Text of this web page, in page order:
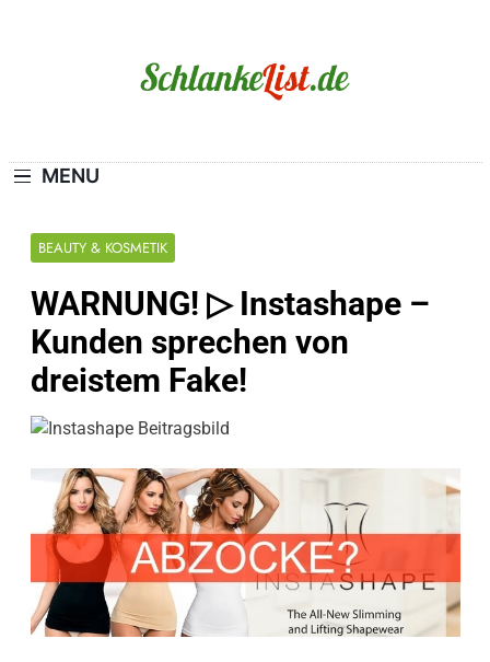
MENU
BEAUTY & KOSMETIK
WARNUNG! ▷ Instashape –
Kunden sprechen von
dreistem Fake!